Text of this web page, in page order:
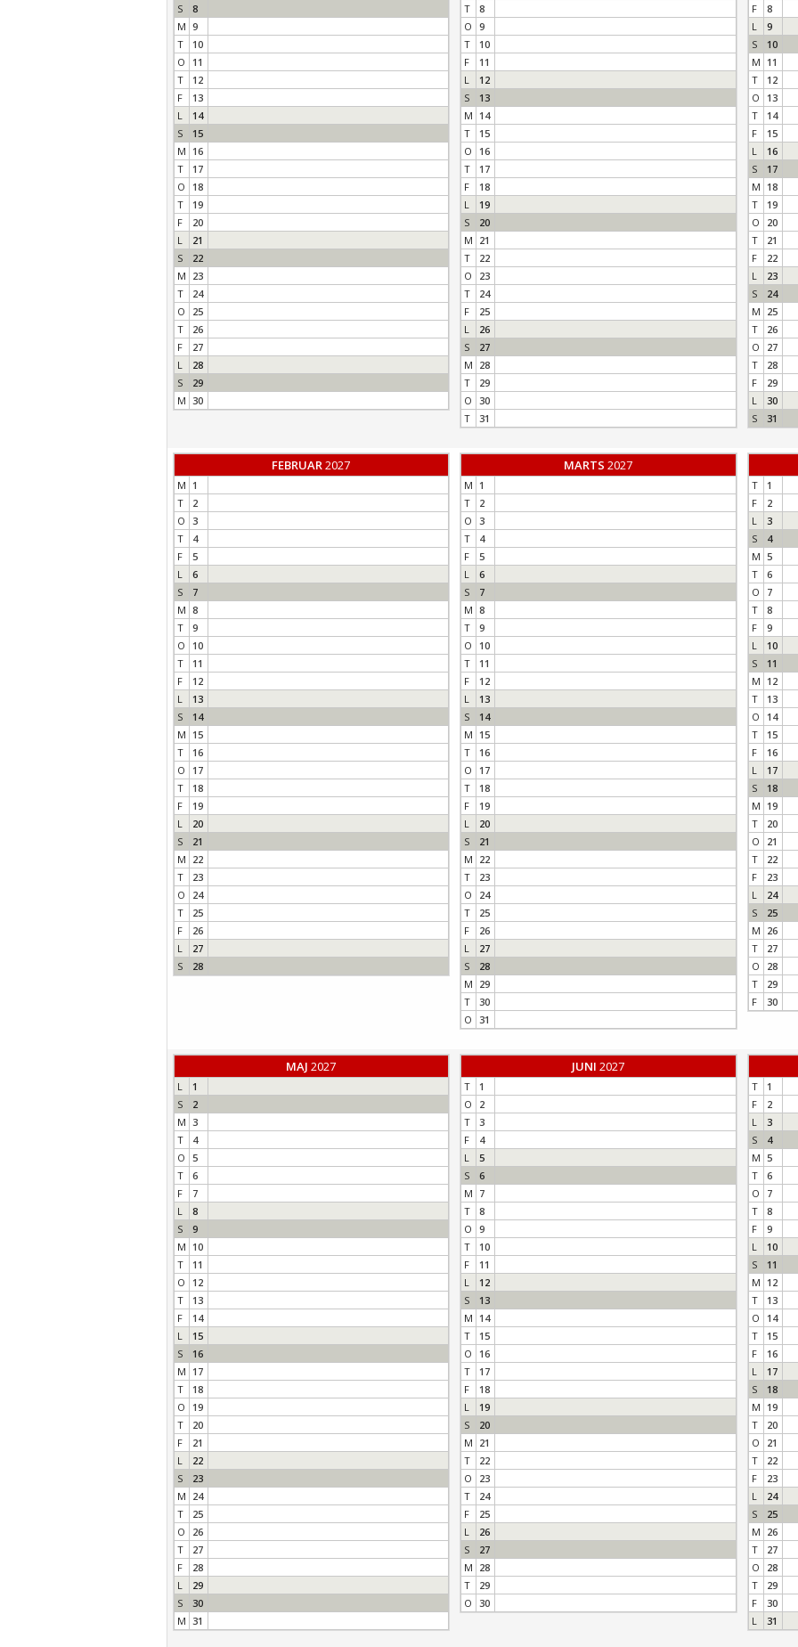
S
8
M 9
T
10
O
11
T
12
F
13
L
14
S
15
M 16
T
17
O
18
T
19
F
20
L
21
S
22
M 23
T
24
O
25
T
26
F
27
L
28
S
29
M 30
T
8
O 9
T
10
F
11
L
12
S
13
M 14
T
15
O
16
T
17
F
18
L
19
S
20
M 21
T
22
O
23
T
24
F
25
L
26
S
27
M 28
T
29
O 30
T
31
F
8
L
9
S
10
M 11
T
12
O
13
T
14
F
15
L
16
S
17
M 18
T
19
O
20
T
21
F
22
L
23
S
24
M 25
T
26
O
27
T
28
F
29
L
30
S
31
FEBRUAR2027
M 1
T
2
O 3
T
4
F
5
L
6
S
7
M 8
T
9
O
10
T
11
F
12
L
13
S
14
M 15
T
16
O
17
T
18
F
19
L
20
S
21
M 22
T
23
O
24
T
25
F
26
L
27
S
28
MARTS 2027
M 1
T
2
O 3
T
4
F
5
L
6
S
7
M 8
T
9
O
10
T
11
F
12
L
13
S
14
M 15
T
16
O
17
T
18
F
19
L
20
S
21
M 22
T
23
O
24
T
25
F
26
L
27
S
28
M 29
T
30
O 31
T
1
F
2
L
3
S
4
M 5
T
6
O
7
T
8
F
9
L
10
S
11
M 12
T
13
O
14
T
15
F
16
L
17
S
18
M 19
T
20
O
21
T
22
F
23
L
24
S
25
M 26
T
27
O
28
T
29
F
30
MAJ 2027
L
1
S
2
M 3
T
4
O 5
T
6
F
7
L
8
S
9
M 10
T
11
O
12
T
13
F
14
L
15
S
16
M 17
T
18
O
19
T
20
F
21
L
22
S
23
M 24
T
25
O
26
T
27
F
28
L
29
S
30
M 31
JUNI 2027
T
1
O
2
T
3
F
4
L
5
S
6
M 7
T
8
O 9
T
10
F
11
L
12
S
13
M 14
T
15
O
16
T
17
F
18
L
19
S
20
M 21
T
22
O
23
T
24
F
25
L
26
S
27
M 28
T
29
O 30
T
1
F
2
L
3
S
4
M 5
T
6
O
7
T
8
F
9
L
10
S
11
M 12
T
13
O
14
T
15
F
16
L
17
S
18
M 19
T
20
O
21
T
22
F
23
L
24
S
25
M 26
T
27
O
28
T
29
F
30
L
31